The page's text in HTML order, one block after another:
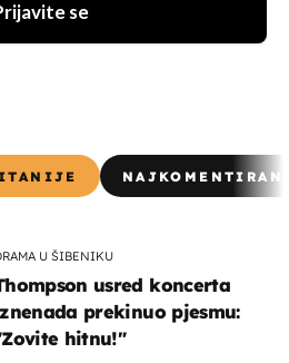
se
U ŠIBENIKU
usred koncerta
prekinuo pjesmu:
hitnu!"